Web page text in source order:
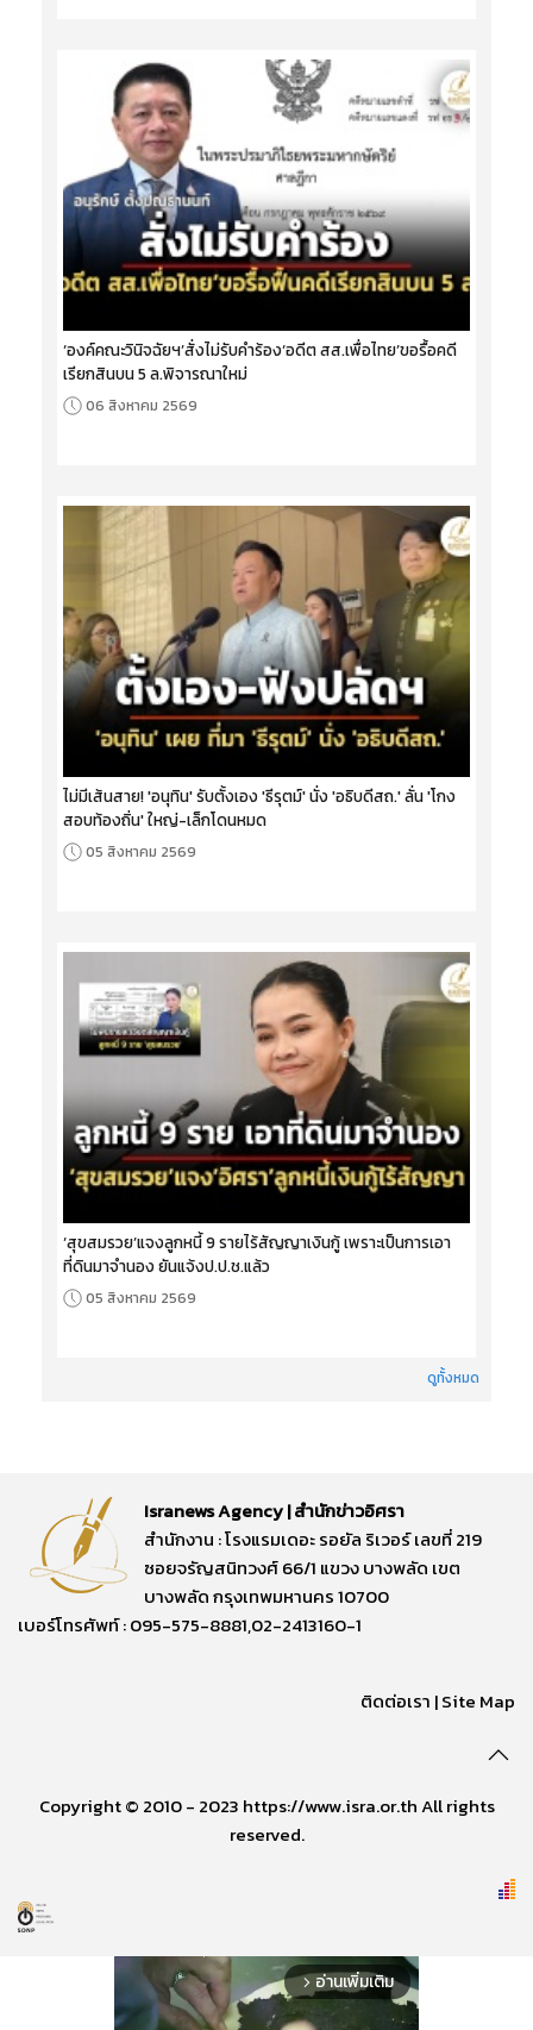
‘องค์คณะวินิจฉัยฯ’สั่งไม่รับคำร้อง‘อดีต สส.เพื่อไทย’ขอรื้อคดี
เรียกสินบน 5 ล.พิจารณาใหม่
06 สิงหาคม 2569
ไม่มีเส้นสาย! 'อนุทิน' รับตั้งเอง 'ธีรุตม์' นั่ง 'อธิบดีสถ.' ลั่น 'โกง
สอบท้องถิ่น' ใหญ่-เล็กโดนหมด
05 สิงหาคม 2569
‘สุขสมรวย’แจงลูกหนี้ 9 รายไร้สัญญาเงินกู้ เพราะเป็นการเอา
ที่ดินมาจำนอง ยันแจ้งป.ป.ช.แล้ว
05 สิงหาคม 2569
ดูทั้งหมด
Isranews Agency | สำนักข่าวอิศรา
สำนักงาน : โรงแรมเดอะ รอยัล ริเวอร์ เลขที่ 219
ซอยจรัญสนิทวงศ์ 66/1 แขวง บางพลัด เขต
บางพลัด กรุงเทพมหานคร 10700
เบอร์โทรศัพท์ : 095-575-8881,02-2413160-1
ติดต่อเรา |Site Map
Copyright © 2010 - 2023 https://www.isra.or.th All rights
reserved.
arrow_forward_ios อ่านเพิ่มเติม